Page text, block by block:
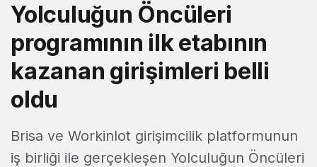
Yolculuğun Öncüleri
programının ilk etabının
kazanan girişimleri belli
oldu
Brisa ve Workinlot girişimcilik platformunun
iş birliği ile gerçekleşen Yolculuğun Öncüleri